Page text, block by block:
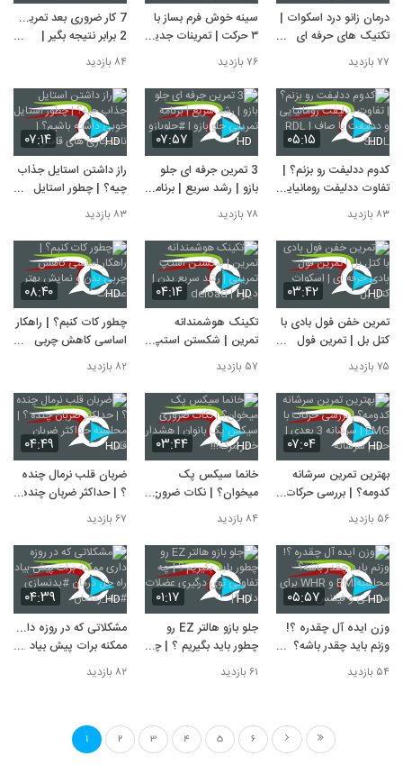
درمان زانو درد اسکوات |
تکنیک های حرفه ای
اسکوات | قبل تمرین
این ویدیو رو ببین!!
۷۷ بازدید
سینه خوش فرم بساز با
۳ حرکت | تمرینات جدید
سینه که تا حالا
نزدی#تمرین_سینه
۷۶ بازدید
7 کار ضروری بعد تمرین |
2 برابر نتیجه بگیر |
فیتنس و تناسب اندام به
زبان ساده
۸۴ بازدید
۰۵:۱۵ HD
کدوم ددلیفت رو بزنم؟ |
تفاوت ددلیفت رومانیایی
SLDL
۸۳ بازدید
۰۷:۵۷ HD
3 تمرین جرفه ای جلو
بازو | رشد سریع | برنامه
تمرینی جلو بازو |
#جلوبازو
۷۸ بازدید
۰۷:۱۴ HD
راز داشتن استایل جذاب
چیه؟ | چطور استایل
خوبی داشته باشیم؟ |
ناهنجاری های قامتی
۸۳ بازدید
۰۳:۴۲ HD
تمرین خفن فول بادی با
کتل بل | تمرین فول
بادی حرفه ای | اسکوات
کتل بل
۷۵ بازدید
۰۴:۱۴ HD
تکینک هوشمندانه
تمرین | شکستن استپ
تمرینی | رشد سریع بدن
| دیلود | deload
۵۷ بازدید
۰۸:۴۰ HD
چطور کات کنبم؟ | راهکار
اساسی کاهش چربی
بدن و نمایش بهتر
عضلات
۸۲ بازدید
۰۷:۰۴ HD
بهترین تمرین سرشانه
کدومه؟ | بررسی حرکات
بعدی | حجم سرشانه
۵۶ بازدید
۰۳:۴۴ HD
خانما سیکس پک
میخوان؟ | نکات ضروری
سیکس پک بانوان |
هشدار خطر مرگ!!!
۸۴ بازدید
۰۴:۴۹ HD
ضربان قلب نرمال چنده
؟ | حداکثر ضربان چنده
؟ | محاسبه حداکثر
ضربان قلب
۶۷ بازدید
۰۵:۵۷ HD
وزن ایده آل چقدره ؟!
وزنم باید چقدر باشه؟
برای سلامتی و فیتنس
۵۴ بازدید
۰۱:۱۷ HD
جلو بازو هالتر EZ رو
چطور باید بگیریم ؟ | چه
تفاوتی توی درگیری
عضلات داره ؟|
۶۱ بازدید
۰۴:۳۹ HD
مشکلاتی که در روزه داری
ممکنه برات پیش بیاد راه
حل درمان #بدنسازی
#ماه_رمضان
۸۲ بازدید
1 2 3 4 5 6